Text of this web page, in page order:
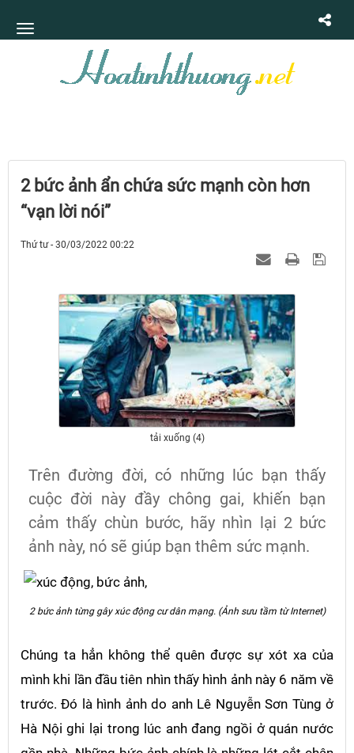
2 bức ảnh ẩn chứa sức mạnh còn hơn
“vạn lời nói”
Thứ tư - 30/03/2022 00:22
tải xuống (4)
Trên đường đời, có những lúc bạn thấy
cuộc đời này đầy chông gai, khiến bạn
cảm thấy chùn bước, hãy nhìn lại 2 bức
ảnh này, nó sẽ giúp bạn thêm sức mạnh.
2 bức ảnh từng gây xúc động cư dân mạng. (Ảnh sưu tầm từ Internet)
Chúng ta hẳn không thể quên được sự xót xa của
mình khi lần đầu tiên nhìn thấy hình ảnh này 6 năm về
trước. Đó là hình ảnh do anh Lê Nguyễn Sơn Tùng ở
Hà Nội ghi lại trong lúc anh đang ngồi ở quán nước